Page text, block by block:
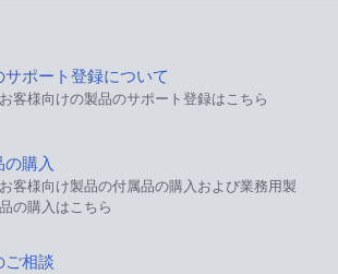
サポート登録について
客様向けの製品のサポート登録はこちら
の購入
客様向け製品の付属品の購入および業務用製
の購入はこちら
ご相談